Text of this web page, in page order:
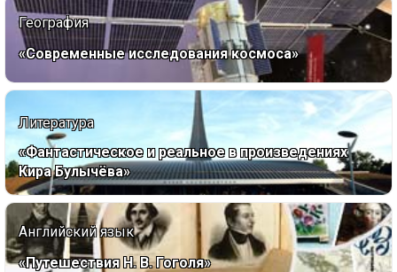
География
«Современные исследования космоса»
Литература
«Фантастическое и реальное в произведениях
Кира Булычёва»
Английский язык
«Путешествия Н. В. Гоголя»